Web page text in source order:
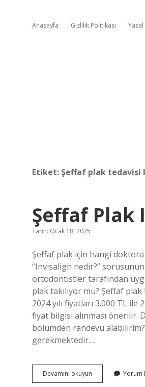
Anasayfa Gizlilik Politikası Yasal
Etiket:Şeffaf plak tedavisi
Şeffaf Plak
Tarih: Ocak 18, 2025
Şeffaf plak için hangi
“Invisalign nedir?”
ortodontistler tarafından
plak takılıyor mu? Şeffaf
2024 yılı fiyatları 3.000 TL
fiyat bilgisi alınması önerilir.
bölümden randevu alabilirim?
gerekmektedir.…
Devamını okuyun
Plak
Yorum